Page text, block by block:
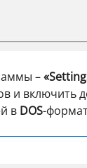
–
и
в DOS-